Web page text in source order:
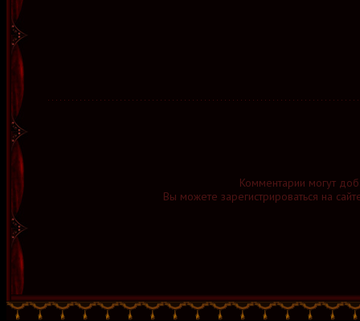
Комментарии могут
Вы можете зарегистрироваться на